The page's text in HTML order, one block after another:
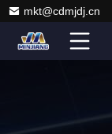
mkt@cdmjdj.cn